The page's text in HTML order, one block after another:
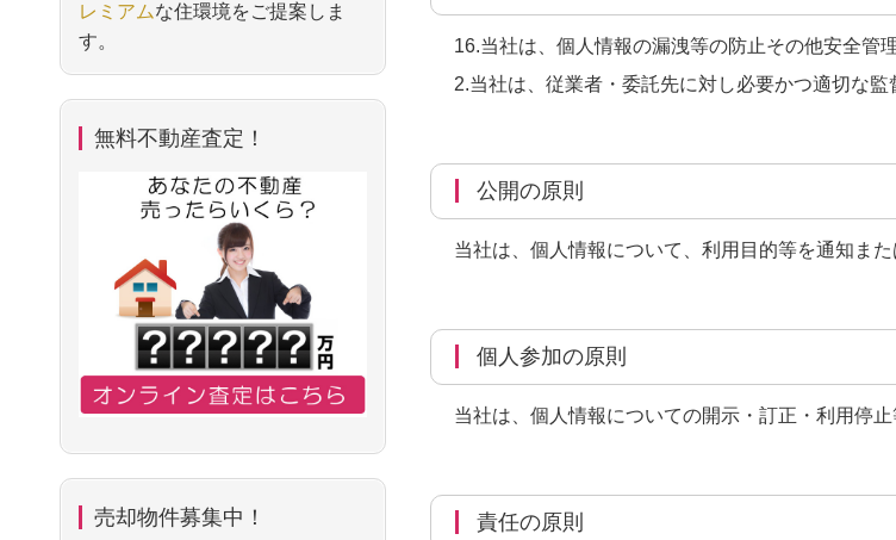
16.当社は、個人情報の漏洩等の防止その他安全管
2.当社は、従業者・委託先に対し必要かつ適切な監
公開の原則
当社は、個人情報について、利用目的等を通知また
個人参加の原則
当社は、個人情報についての開示・訂正・利用停
責任の原則
レミアムな住環境をご提案しま
す。
無料不動産査定！
売却物件募集中！